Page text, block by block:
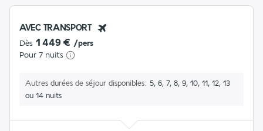
AVEC TRANSPORT
Dès 1 449 € /pers
Pour 7 nuits
Autres durées de séjour disponibles
5, 6, 7, 8, 9, 10, 11, 12, 13
ou 14 nuits